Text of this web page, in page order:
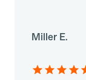
Miller E.